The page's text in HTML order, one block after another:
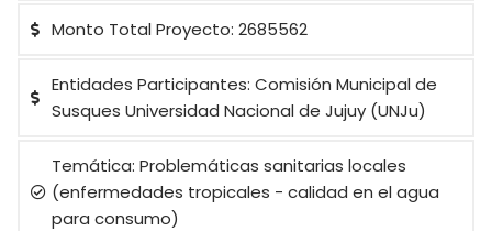
Monto Total Proyecto: 2685562
Entidades Participantes: Comisión Municipal de
Susques Universidad Nacional de Jujuy (UNJu)
Temática: Problemáticas sanitarias locales
(enfermedades tropicales - calidad en el agua
para consumo)